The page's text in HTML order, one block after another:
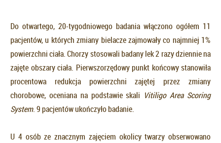
Do otwartego, 20-tygodniowego badania włączono ogółem 11
pacjentów, u których zmiany bielacze zajmowały co najmniej 1%
powierzchni ciała. Chorzy stosowali badany lek 2 razy dziennie na
zajęte obszary ciała. Pierwszorzędowy punkt końcowy stanowiła
procentowa redukcja powierzchni zajętej przez zmiany
chorobowe, oceniana na podstawie skali Vitiligo Area Scoring
System. 9 pacjentów ukończyło badanie.
U 4 osób ze znacznym zajęciem okolicy twarzy obserwowano